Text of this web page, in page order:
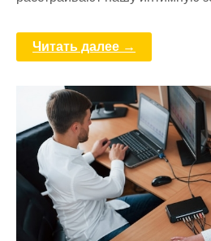
Читать далее →